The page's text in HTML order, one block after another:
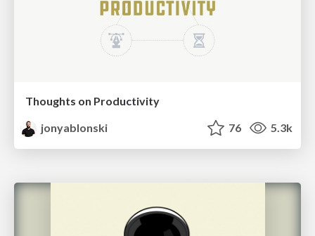
Thoughts on Productivity
jonyablonski
76 5.3k